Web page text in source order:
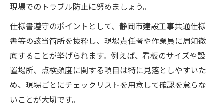
現場でのトラブル防止に努めましょう。
仕様書遵守のポイントとして、静岡市建設工事共通仕様
書等の該当箇所を抜粋し、現場責任者や作業員に周知徹
底することが挙げられます。例えば、看板のサイズや設
置場所、点検頻度に関する項目は特に見落としやすいた
め、現場ごとにチェックリストを用意して確認を怠らな
いことが大切です。